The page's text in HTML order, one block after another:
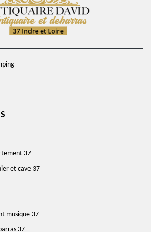
37
et cave 37
musique 37
37